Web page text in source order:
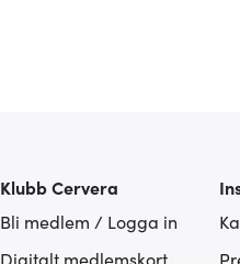
Klubb Cervera
Bli medlem / Logga in
Digitalt medlemskort